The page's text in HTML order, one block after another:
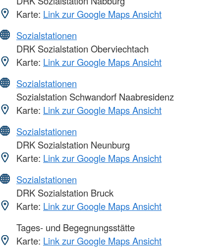
Karte: Link zur Google Maps Ansicht
Sozialstationen
DRK Sozialstation Oberviechtach
Karte: Link zur Google Maps Ansicht
Sozialstationen
Sozialstation Schwandorf Naabresidenz
Karte: Link zur Google Maps Ansicht
Sozialstationen
DRK Sozialstation Neunburg
Karte: Link zur Google Maps Ansicht
Sozialstationen
DRK Sozialstation Bruck
Karte: Link zur Google Maps Ansicht
Tages- und Begegnungsstätte
Karte: Link zur Google Maps Ansicht